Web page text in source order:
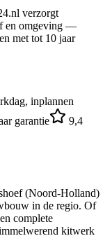
verzorgt
en omgeving —
met tot 10 jaar
inplannen
garantie
9,4
(Noord-Holland)
in de regio. Of
complete
kitwerk